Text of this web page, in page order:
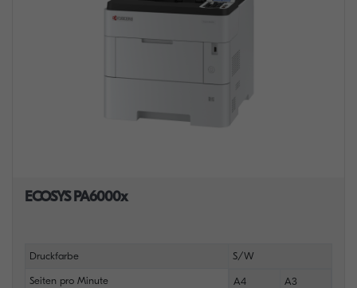
ECOSYS PA6000x
Druckfarbe S/W
Seiten pro Minute A4 A3